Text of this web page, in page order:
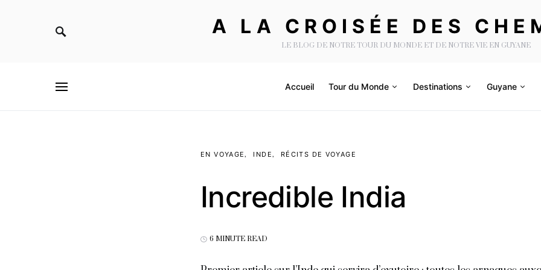
A LA CROISÉE DES
LE BLOG DE NOTRE TOUR DU MONDE ET DE NOTRE VIE EN GUYANE
Accueil Tour du Monde Destinations Guyane
EN VOYAGE INDE RÉCITS DE VOYAGE
Incredible India
6 MINUTE READ